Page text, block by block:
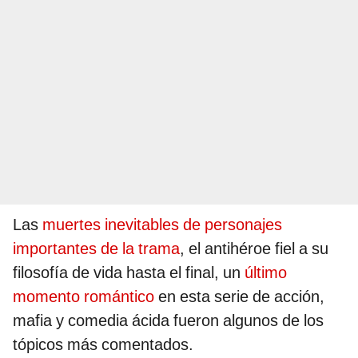
Las muertes inevitables de personajes
importantes de la trama, el antihéroe fiel a su
filosofía de vida hasta el final, un último
momento romántico en esta serie de acción,
mafia y comedia ácida fueron algunos de los
tópicos más comentados.